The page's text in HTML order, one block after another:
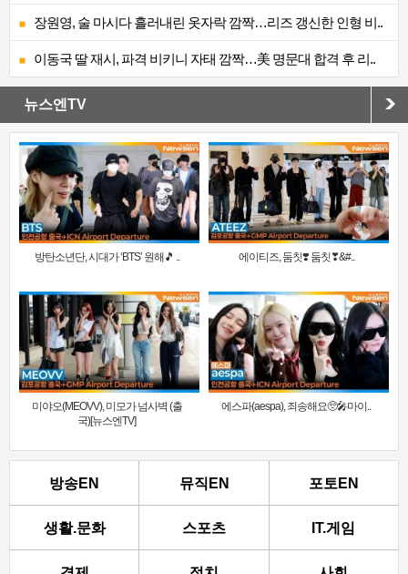
장원영, 술 마시다 흘러내린 옷자락 깜짝…리즈 갱신한 인형 비..
이동국 딸 재시, 파격 비키니 자태 깜짝…美 명문대 합격 후 리..
뉴스엔TV
방탄소년단, 시대가 ‘BTS’ 원해🎵 .. 에이티즈, 둠칫❣️ 둠칫❣&#..
미야오(MEOVV), 미모가 넘사벽 (출
국)[뉴스엔TV]
에스파(aespa), 죄송해요🥺🎤마이..
방송EN 뮤직EN 포토EN
생활.문화 스포츠 IT.게임